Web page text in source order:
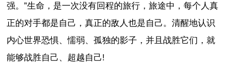
强。”生命，是一次没有回程的旅行，旅途中，每个人真
正的对手都是自己，真正的敌人也是自己。清醒地认识
内心世界恐惧、懦弱、孤独的影子，并且战胜它们，就
能够战胜自己、超越自己!